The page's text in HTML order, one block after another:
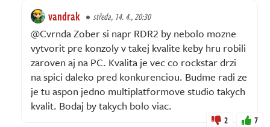
vandrak středa, 14. 4., 20:30
@Cvrnda Zober si napr RDR2 by nebolo mozne
vytvorit pre konzoly v takej kvalite keby hru robili
zaroven aj na PC. Kvalita je vec co rockstar drzi
na spici daleko pred konkurenciou. Budme radi ze
je tu aspon jedno multiplatformove studio takych
kvalit. Bodaj by takych bolo viac.
2 7